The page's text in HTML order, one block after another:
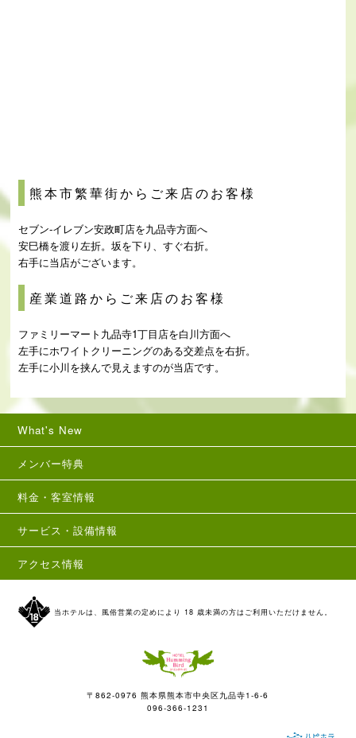
熊本市繁華街からご来店のお客様
セブン-イレブン安政町店を九品寺方面へ
安巳橋を渡り左折。坂を下り、すぐ右折。
右手に当店がございます。
産業道路からご来店のお客様
ファミリーマート九品寺1丁目店を白川方面へ
左手にホワイトクリーニングのある交差点を右折。
左手に小川を挟んで見えますのが当店です。
What's New
メンバー特典
料金・客室情報
サービス・設備情報
アクセス情報
当ホテルは、風俗営業の定めにより 18 歳未満の方はご利用いただけません。
〒862-0976 熊本県熊本市中央区九品寺1-6-6
096-366-1231